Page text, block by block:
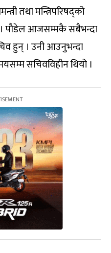
तथा मन्त्रिपरिषद्को
। पौडेल आजसम्मकै सबैभन्दा
हुन् । उनी आउनुभन्दा
सचिवविहीन थियो ।